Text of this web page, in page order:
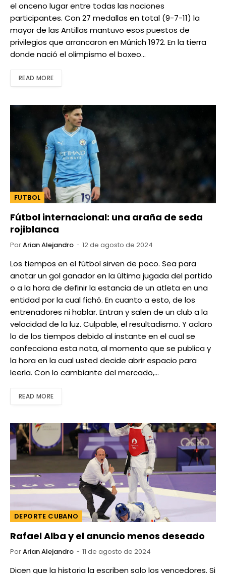
el onceno lugar entre todas las naciones
participantes. Con 27 medallas en total (9-7-11) la
mayor de las Antillas mantuvo esos puestos de
privilegios que arrancaron en Múnich 1972. En la tierra
donde nació el olimpismo el boxeo…
READ MORE
FUTBOL
Fútbol internacional: una araña de seda
rojiblanca
PorArian Alejandro 12 de agosto de 2024
Los tiempos en el fútbol sirven de poco. Sea para
anotar un gol ganador en la última jugada del partido
o a la hora de definir la estancia de un atleta en una
entidad por la cual fichó. En cuanto a esto, de los
entrenadores ni hablar. Entran y salen de un club a la
velocidad de la luz. Culpable, el resultadismo. Y aclaro
lo de los tiempos debido al instante en el cual se
confecciona esta nota, al momento que se publica y
la hora en la cual usted decide abrir espacio para
leerla. Con lo cambiante del mercado,…
READ MORE
DEPORTE CUBANO
Rafael Alba y el anuncio menos deseado
PorArian Alejandro 11 de agosto de 2024
Dicen que la historia la escriben solo los vencedores. Si